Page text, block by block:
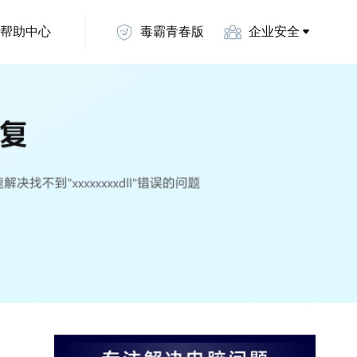
帮助中心 毒霸青春版 企业安全